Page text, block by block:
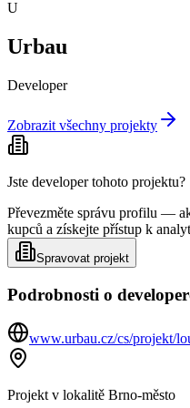
U
Urbau
Developer
Zobrazit všechny projekty
Jste developer tohoto projektu?
Převezměte správu profilu —
kupců a získejte přístup k
Spravovat projekt
Podrobnosti o
www.urbau.cz/cs/projekt/
Projekt v lokalitě Brno-město